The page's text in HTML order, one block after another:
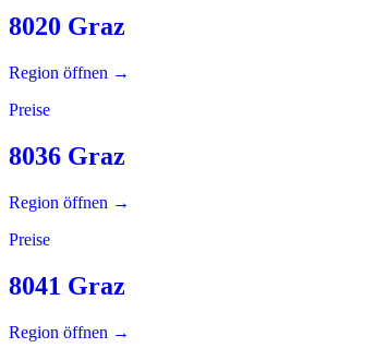
8020 Graz
Region öffnen →
Preise
8036 Graz
Region öffnen →
Preise
8041 Graz
Region öffnen →